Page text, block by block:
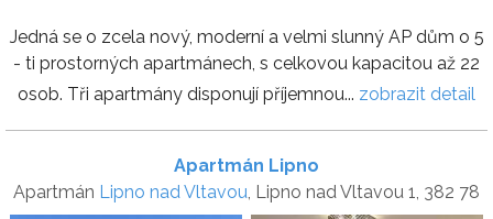
Jedná se o zcela nový, moderní a velmi slunný AP dům o 5
- ti prostorných apartmánech, s celkovou kapacitou až 22
osob. Tři apartmány disponují příjemnou... zobrazit detail
Apartmán Lipno
Apartmán Lipno nad Vltavou, Lipno nad Vltavou 1, 382 78